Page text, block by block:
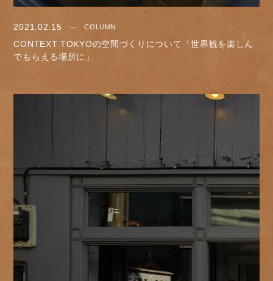
2021.02.15 COLUMN
CONTEXT TOKYOの空間づくりについて「世界観を楽しん
でもらえる場所に」